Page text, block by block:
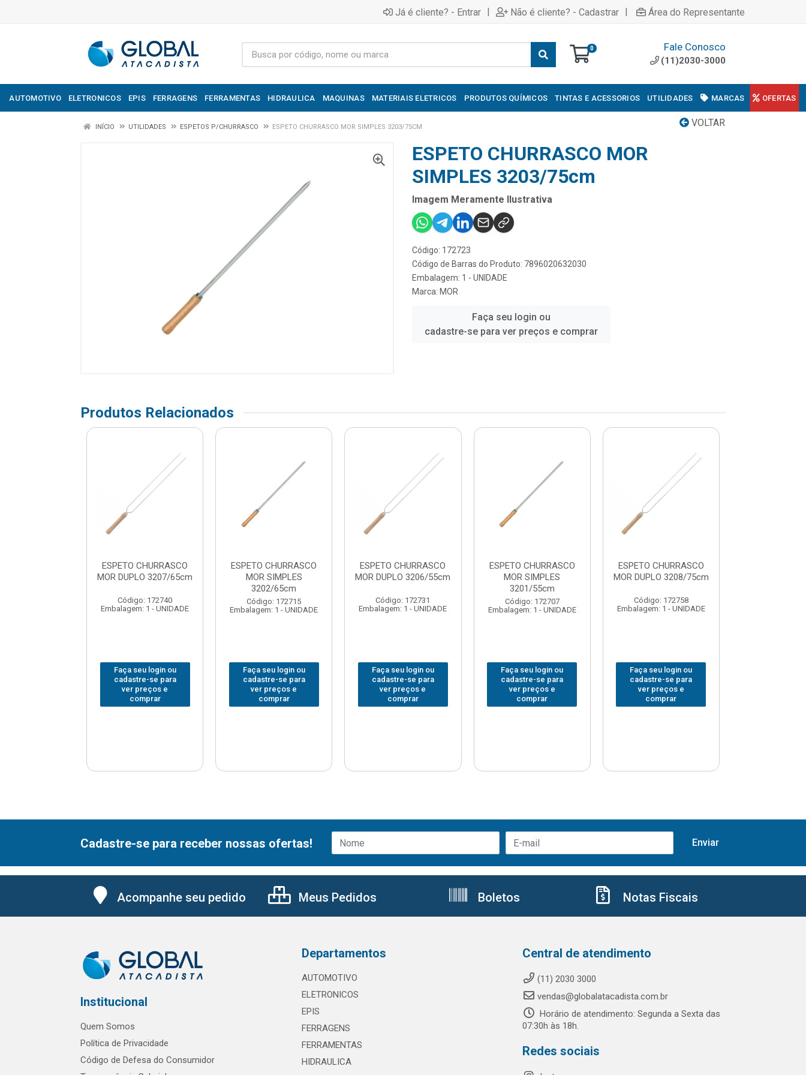
Já é cliente? - Entrar | Não é cliente? - Cadastrar | Área do Representante
0 Fale Conosco
(11)2030-3000
AUTOMOTIVO ELETRONICOS EPIS FERRAGENS FERRAMENTAS HIDRAULICA MAQUINAS MATERIAIS ELETRICOS PRODUTOS QUÍMICOS TINTAS E ACESSORIOS UTILIDADES MARCAS OFERTAS
VOLTAR
INÍCIO UTILIDADES ESPETOS P/CHURRASCO ESPETO CHURRASCO MOR SIMPLES 3203/75CM
ESPETO CHURRASCO MOR
SIMPLES 3203/75cm
Imagem Meramente Ilustrativa
Código: 172723
Código de Barras do Produto: 7896020632030
Embalagem: 1 - UNIDADE
Marca: MOR
Faça seu login ou
cadastre-se para ver preços e comprar
Produtos Relacionados
ESPETO CHURRASCO
MOR DUPLO 3207/65cm
Código: 172740
Embalagem: 1 - UNIDADE
Faça seu login ou
cadastre-se para
ver preços e
comprar
ESPETO CHURRASCO
MOR SIMPLES
3202/65cm
Código: 172715
Embalagem: 1 - UNIDADE
Faça seu login ou
cadastre-se para
ver preços e
comprar
ESPETO CHURRASCO
MOR DUPLO 3206/55cm
Código: 172731
Embalagem: 1 - UNIDADE
Faça seu login ou
cadastre-se para
ver preços e
comprar
ESPETO CHURRASCO
MOR SIMPLES
3201/55cm
Código: 172707
Embalagem: 1 - UNIDADE
Faça seu login ou
cadastre-se para
ver preços e
comprar
ESPETO CHURRASCO
MOR DUPLO 3208/75cm
Código: 172758
Embalagem: 1 - UNIDADE
Faça seu login ou
cadastre-se para
ver preços e
comprar
Cadastre-se para receber nossas ofertas!
Acompanhe seu pedido Meus Pedidos Boletos Notas Fiscais
Institucional
Quem Somos
Política de Privacidade
Código de Defesa do Consumidor
Departamentos
AUTOMOTIVO
ELETRONICOS
EPIS
FERRAGENS
FERRAMENTAS
HIDRAULICA
Central de atendimento
(11) 2030 3000
vendas@globalatacadista.com.br
Horário de atendimento: Segunda a Sexta das
07:30h às 18h.
Redes sociais